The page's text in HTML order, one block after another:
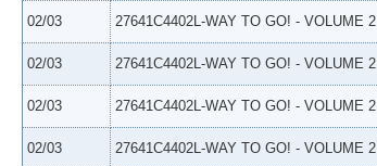
02/03 27641C4402L-WAY TO GO! - VOLUME 2
02/03 27641C4402L-WAY TO GO! - VOLUME 2
02/03 27641C4402L-WAY TO GO! - VOLUME 2
02/03 27641C4402L-WAY TO GO! - VOLUME 2